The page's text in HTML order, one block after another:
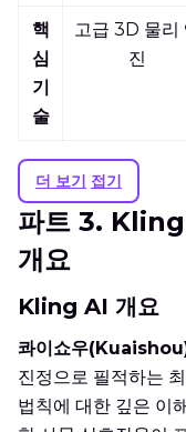
핵
심
기
술
고급 3D 물리
진
더 보기 접기
파트 3.
개요
Kling AI 개요
콰이쇼우
진정으로 필적하는
법칙에 대한 깊은 이